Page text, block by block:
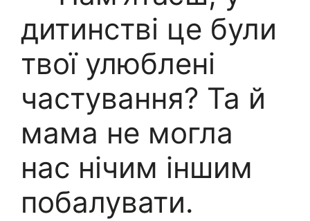
дитинстві це були
твої улюблені
частування? Та й
мама не могла
нас нічим іншим
побалувати.